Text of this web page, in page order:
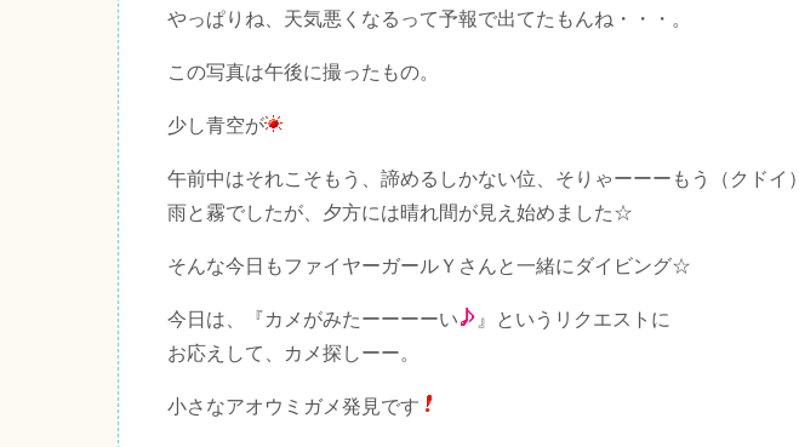
やっぱりね、天気悪くなるって予報で出てたもんね・・・。
この写真は午後に撮ったもの。
少し青空が
午前中はそれこそもう、諦めるしかない位、そりゃーーーもう（クドイ）
雨と霧でしたが、夕方には晴れ間が見え始めました☆
そんな今日もファイヤーガールＹさんと一緒にダイビング☆
今日は、『カメがみたーーーーい
』というリクエストに
お応えして、カメ探しーー。
小さなアオウミガメ発見です